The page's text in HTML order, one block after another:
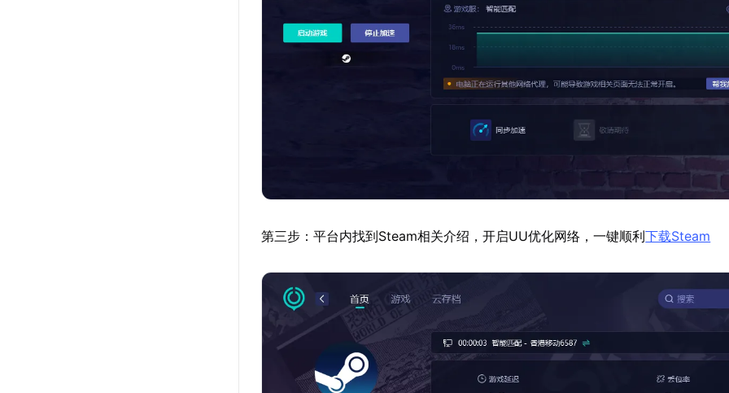
第三步：平台内找到Steam相关介绍，开启UU优化网络，一键顺利下载Steam